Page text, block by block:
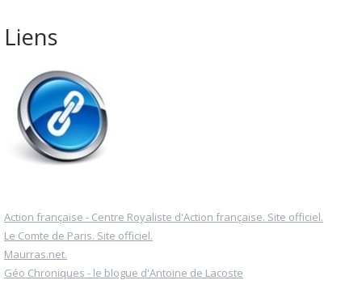
Liens
Action française - Centre Royaliste d'Action française. Site officiel.
Le Comte de Paris. Site officiel.
Maurras.net.
Géo Chroniques - le blogue d'Antoine de Lacoste